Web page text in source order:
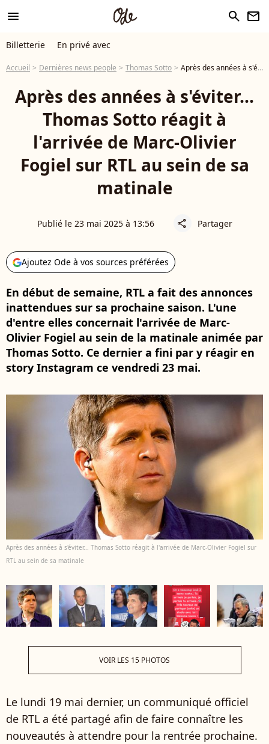
menu search newsletter
Billetterie En privé avec
Accueil Dernières news people Thomas Sotto Après des années à s'éviter... Thomas Sotto réagit à l'arrivée de Marc-Olivier Fogiel sur RTL au sein de sa matinale
Après des années à s'éviter...
Thomas Sotto réagit à
l'arrivée de Marc-Olivier
Fogiel sur RTL au sein de sa
matinale
Publié le 23 mai 2025 à 13:56 share Partager
Ajoutez Ode à vos sources préférées
En début de semaine, RTL a fait des annonces
inattendues sur sa prochaine saison. L'une
d'entre elles concernait l'arrivée de Marc-
Olivier Fogiel au sein de la matinale animée par
Thomas Sotto. Ce dernier a fini par y réagir en
story Instagram ce vendredi 23 mai.
Après des années à s'éviter... Thomas Sotto réagit à l'arrivée de Marc-Olivier Fogiel sur
RTL au sein de sa matinale
VOIR LES 15 PHOTOS
Le lundi 19 mai dernier, un communiqué officiel
de RTL a été partagé afin de faire connaître les
nouveautés à attendre pour la rentrée prochaine.